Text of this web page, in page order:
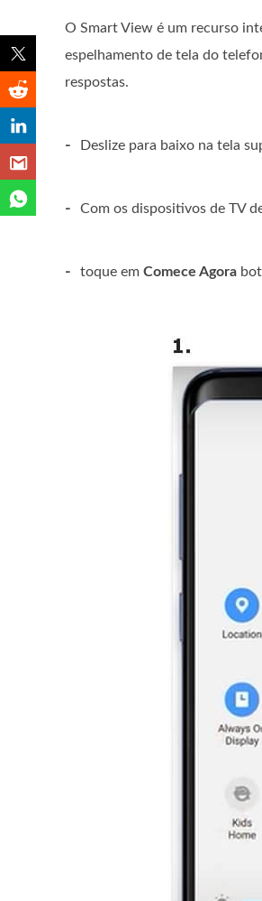
O Smart View é um recurso
espelhamento de tela do
respostas.
- Deslize para baixo na tela
- Com os dispositivos de TV
- toque em Comece Agora